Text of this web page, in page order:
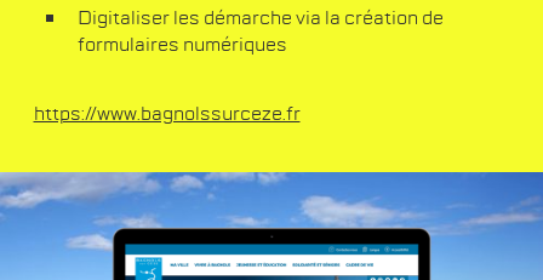
Digitaliser les démarche via la création de
formulaires numériques
https://www.bagnolssurceze.fr